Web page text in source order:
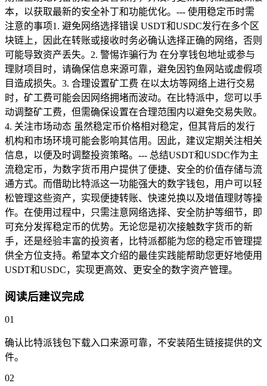
本，以获取最新的安全补丁和功能优化。--- 使用稳定币时需
注意的事项1. 避免网络选择错误 USDT和USDC发行在多个区
块链上，因此在转账或接收时务必确认选择正确的网络，否则
可能导致资产丢失。2. 警惕诈骗行为 在分享钱包地址或参与
理财项目时，请确保信息来源可靠，避免因钓鱼网站或虚假项
目造成损失。3. 合理设置矿工费 在以太坊等网络上进行交易
时，矿工费可能会因网络拥堵而波动。在比特派中，您可以手
动调整矿工费，但需确保设置在合理范围内以避免交易失败。
4. 关注市场动态 虽然稳定币价格相对稳定，但其背后的发行
机构和市场环境可能会影响其信用。因此，建议定期关注相关
信息，以便及时调整投资策略。--- 总结USDT和USDC作为主
流稳定币，为数字货币用户提供了便捷、安全的价值存储与流
通方式。而借助比特派这一功能强大的数字钱包，用户可以轻
松管理这些资产，实现便捷转账、快速兑换以及增值理财等操
作。在使用过程中，只需注意网络选择、安全防护等细节，即
可充分发挥稳定币的优势。无论您是初次接触数字货币的新
手，还是经验丰富的投资者，比特派都能为您的稳定币管理提
供全方位支持。希望本文介绍的最佳实践能帮助您更好地使用
USDT和USDC，实现更高效、更安全的数字资产管理。
阅读后建议完成
01
确认比特派钱包下载入口来源可靠，不安装陌生链接提供的文
件。
02